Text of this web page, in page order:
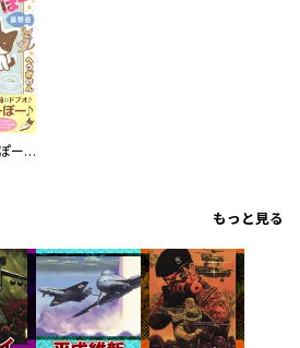
野性のぽーぽー【豪華版】
もっと見る